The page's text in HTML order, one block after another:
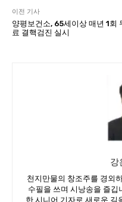
이전 기사
양평보건소, 65세이상 매년 1회
료 결핵검진 실시
강
천지만물의 창조주를 경외
수필을 쓰며 시낭송을 즐깁
한 시니어 기자로 새로운 길